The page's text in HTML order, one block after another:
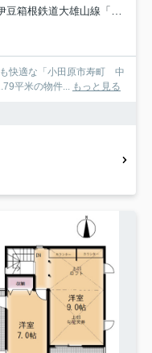
箱根鉄道大雄山線「緑町」駅 徒歩11分
快適な「小田原市寿町 中
平米の物件...
もっと見る